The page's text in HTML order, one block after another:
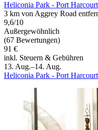
Heliconia Park - Port
3 km von Aggrey Road
9,6/10
Außergewöhnlich
(67 Bewertungen)
91 €
inkl. Steuern & Gebühren
13. Aug.–14. Aug.
Heliconia Park - Port